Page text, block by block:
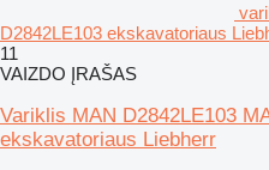
D2842LE103 ekskavatoriaus
11
VAIZDO ĮRAŠAS
Variklis MAN D2842LE103
ekskavatoriaus Liebherr